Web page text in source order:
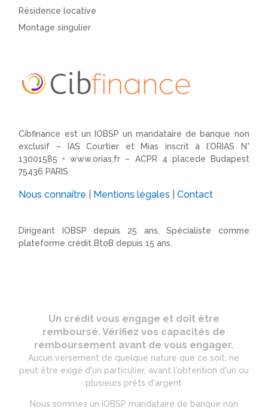
Résidence locative
Montage singulier
Cibfinance est un IOBSP un mandataire de banque non
exclusif – IAS Courtier et Mias inscrit à l’ORIAS N°
13001585 •www.orias.fr – ACPR 4 placede Budapest
75436 PARIS
Nous connaître Mentions légales |Contact
Dirigeant IOBSP depuis 25 ans, Spécialiste comme
plateforme crédit BtoB depuis 15 ans.
Un crédit vous engage et doit être
remboursé. Vérifiez vos capacités de
remboursement avant de vous engager.
Aucun versement de quelque nature que ce soit, ne
peut être exigé d'un particulier, avant l'obtention d'un ou
plusieurs prêts d'argent
Nous sommes un IOBSP mandataire de banque non